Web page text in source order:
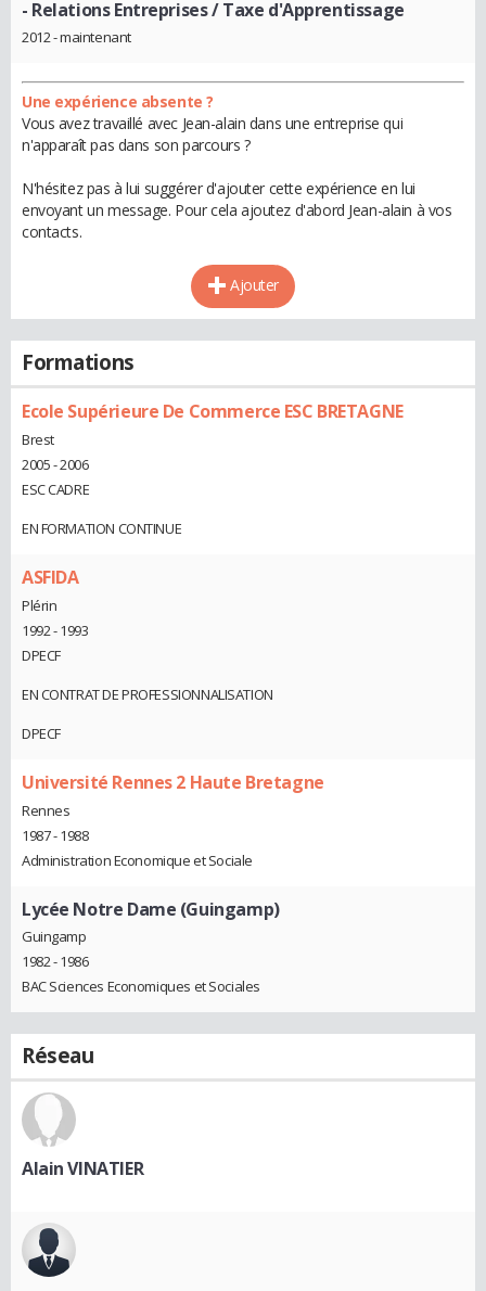
- Relations Entreprises / Taxe d'Apprentissage
2012 - maintenant
Une expérience absente ?
Vous avez travaillé avec Jean-alain dans une entreprise qui
n'apparaît pas dans son parcours ?
N'hésitez pas à lui suggérer d'ajouter cette expérience en lui
envoyant un message. Pour cela ajoutez d'abord Jean-alain à vos
contacts.
Ajouter
Formations
Ecole Supérieure De Commerce ESC BRETAGNE
Brest
2005 - 2006
ESC CADRE
EN FORMATION CONTINUE
ASFIDA
Plérin
1992 - 1993
DPECF
EN CONTRAT DE PROFESSIONNALISATION
DPECF
Université Rennes 2 Haute Bretagne
Rennes
1987 - 1988
Administration Economique et Sociale
Lycée Notre Dame (Guingamp)
Guingamp
1982 - 1986
BAC Sciences Economiques et Sociales
Réseau
Alain VINATIER